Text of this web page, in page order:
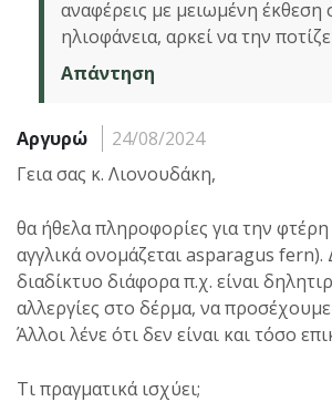
αναφέρεις με μειωμένη έκθεση
ηλιοφάνεια, αρκεί να την
Απάντηση
Αργυρώ
24/08/2024
Γεια σας κ. Λιονουδάκη,
θα ήθελα πληροφορίες για την
αγγλικά ονομάζεται asparagus
διαδίκτυο διάφορα π.χ. είναι
αλλεργίες στο δέρμα, να
Άλλοι λένε ότι δεν είναι και τόσο
Τι πραγματικά ισχύει;